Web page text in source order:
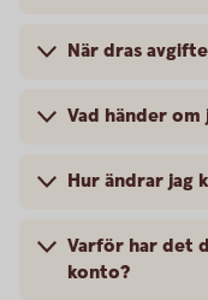
När dras
Vad händer
Hur ändrar jag
Varför har det
konto?